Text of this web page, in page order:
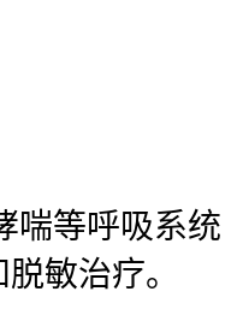
喘等呼吸系统
敏治疗。